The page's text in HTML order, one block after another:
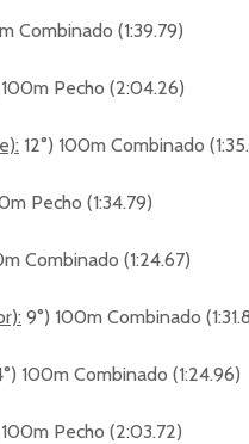
Combinado (1:39.79)
100m Pecho (2:04.26)
12°) 100m Combinado
Pecho (1:34.79)
Combinado (1:24.67)
9°) 100m Combinado
100m Combinado (1:24.96)
100m Pecho (2:03.72)